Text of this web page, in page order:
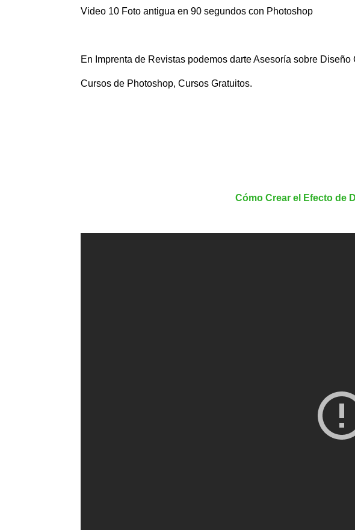
Video 10 Foto antigua en 90 segundos con Photoshop
En Imprenta de Revistas podemos darte Asesoría sobre
Cursos de Photoshop, Cursos Gratuitos.
Cómo Crear el Efecto de